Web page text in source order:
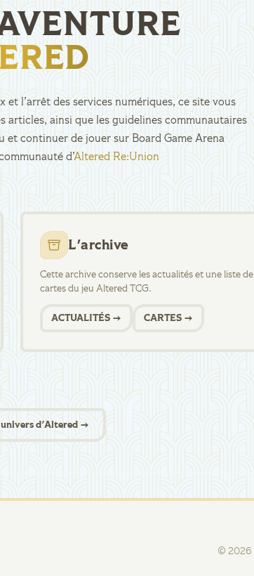
l’arrêt des services numériques, ce site vous
articles, ainsi que les guidelines communautaires
et continuer de jouer sur Board Game Arena
d’Altered Re:Union
L'archive
Cette archive conserve les actualités et une liste de
cartes du jeu Altered TCG.
ACTUALITÉS → CARTES →
d'Altered →
© 2026